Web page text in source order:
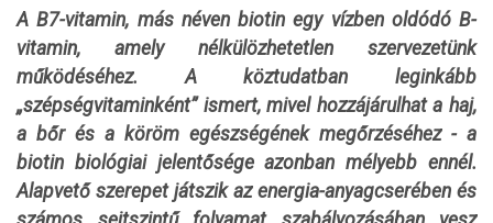
A B7-vitamin, más néven biotin egy vízben oldódó B-
vitamin, amely nélkülözhetetlen szervezetünk
működéséhez. A köztudatban leginkább
„szépségvitaminként” ismert, mivel hozzájárulhat a haj,
a bőr és a köröm egészségének megőrzéséhez - a
biotin biológiai jelentősége azonban mélyebb ennél.
Alapvető szerepet játszik az energia-anyagcserében és